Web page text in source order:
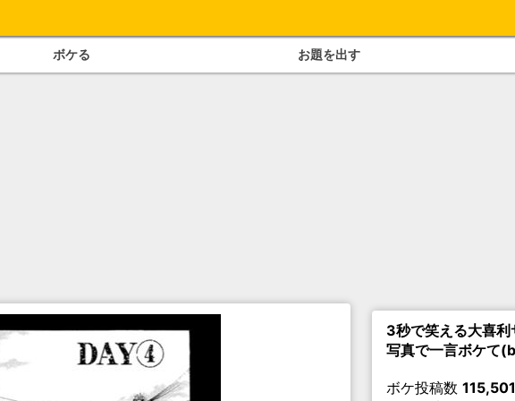
ボケる お題を出す
3秒で笑える大喜利
写真で一言ボケて
ボケ投稿数